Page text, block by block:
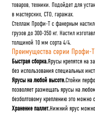
товаров, техники. Подойдет для
в мастерских, СТО, гаражах.
Стеллаж Профи-Т с фанерным
грузов до 300-350 кг. Настил
толщиной 10 мм сорта 4/4.
Преимущества серии Профи-Т
Быстрая сборка.Ярусы крепятся на
без использования специальных
Ярусы на любой высоте.Стойки
позволяет размещать ярусы на
безболтовому креплению это можно
Хранение паллет.Нижний ярус можно